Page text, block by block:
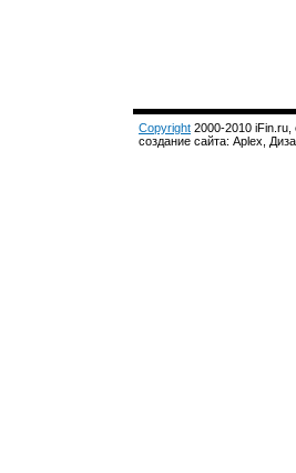
Copyright 2000-2010 iFin.ru,
создание сайта: Aplex,